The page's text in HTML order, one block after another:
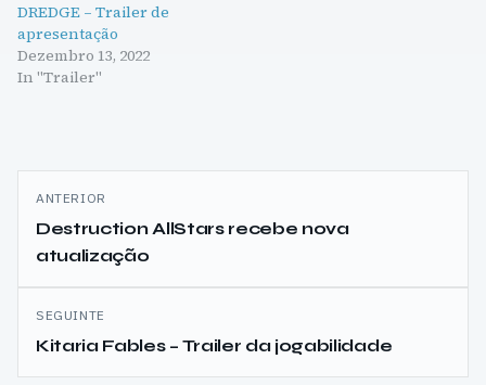
DREDGE – Trailer de
apresentação
Dezembro 13, 2022
In "Trailer"
Navegação
de
artigos
ANTERIOR
Destruction AllStars recebe nova
atualização
SEGUINTE
Kitaria Fables – Trailer da jogabilidade